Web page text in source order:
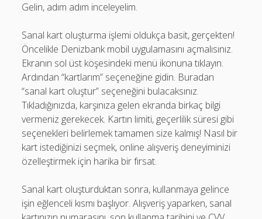
Gelin, adım adım inceleyelim.
Sanal kart oluşturma işlemi oldukça basit, gerçekten!
Öncelikle Denizbank mobil uygulamasını açmalısınız.
Ekranın sol üst köşesindeki menü ikonuna tıklayın.
Ardından “kartlarım” seçeneğine gidin. Buradan
“sanal kart oluştur” seçeneğini bulacaksınız.
Tıkladığınızda, karşınıza gelen ekranda birkaç bilgi
vermeniz gerekecek. Kartın limiti, geçerlilik süresi gibi
seçenekleri belirlemek tamamen size kalmış! Nasıl bir
kart istediğinizi seçmek, online alışveriş deneyiminizi
özelleştirmek için harika bir fırsat.
Sanal kart oluşturduktan sonra, kullanmaya gelince
işin eğlenceli kısmı başlıyor. Alışveriş yaparken, sanal